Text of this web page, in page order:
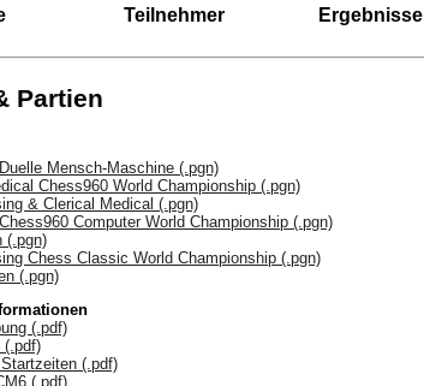
Teilnehmer Ergebnisse
Partien
Mensch-Maschine (.pgn)
Chess960 World Championship (.pgn)
& Clerical Medical (.pgn)
Computer World Championship (.pgn)
(.pgn)
Chess Classic World Championship (.pgn)
(.pgn)
(.pdf)
(.pdf)
(.pdf)
(.pdf)